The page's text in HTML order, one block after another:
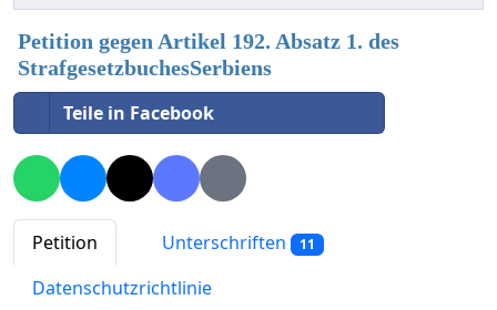
Petition gegen Artikel 192. Absatz 1. des
StrafgesetzbuchesSerbiens
Teile in Facebook
Petition Unterschriften 11
Datenschutzrichtlinie